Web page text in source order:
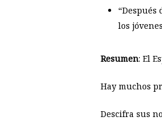
los
Resumen: El
Hay muchos
Descifra sus